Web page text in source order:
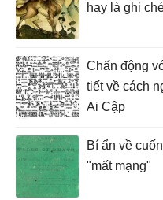
hay là ghi
Chấn động
tiết về cách
Ai Cập
Bí ẩn về
"mất mạng"